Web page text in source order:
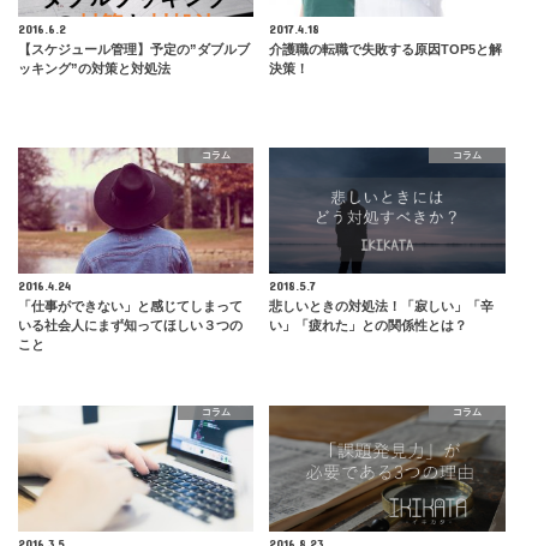
2016.6.2
【スケジュール管理】予定の”ダブルブ
ッキング”の対策と対処法
2017.4.18
介護職の転職で失敗する原因TOP5と解
決策！
コラム
2016.4.24
「仕事ができない」と感じてしまって
いる社会人にまず知ってほしい３つの
こと
コラム
2018.5.7
悲しいときの対処法！「寂しい」「辛
い」「疲れた」との関係性とは？
コラム
2016.3.5
コラム
2016.8.23